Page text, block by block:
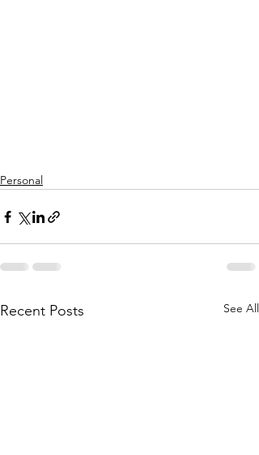
Personal
Recent Posts See All